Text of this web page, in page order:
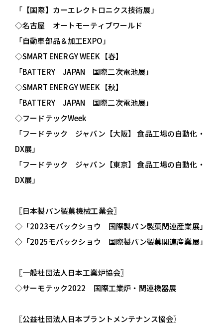
「【国際】カーエレクトロニクス技術展」
◇名古屋 オートモーティブワールド
「自動車部品＆加工EXPO」
◇SMART ENERGY WEEK【春】
「BATTERY JAPAN 国際二次電池展」
◇SMART ENERGY WEEK【秋】
「BATTERY JAPAN 国際二次電池展」
◇フードテックWeek
「フードテック ジャパン【大阪】 食品工場の自動化・
DX展」
「フードテック ジャパン【東京】 食品工場の自動化・
DX展」
〖日本製パン製菓機械工業会〗
◇「2023モバックショウ 国際製パン製菓関連産業展」
◇「2025モバックショウ 国際製パン製菓関連産業展」
〖一般社団法人日本工業炉協会〗
◇サーモテック2022 国際工業炉・関連機器展
〖公益社団法人日本プラントメンテナンス協会〗